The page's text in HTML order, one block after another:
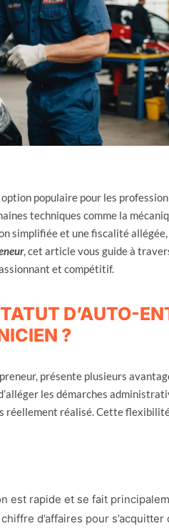
populaire pour les
techniques comme la
simplifiée et une fiscalité
, cet article vous guide à
et compétitif.
D’AUTO-
?
présente plusieurs
les démarches
réellement réalisé. Cette
est rapide et se fait
d’affaires pour s’acquitter